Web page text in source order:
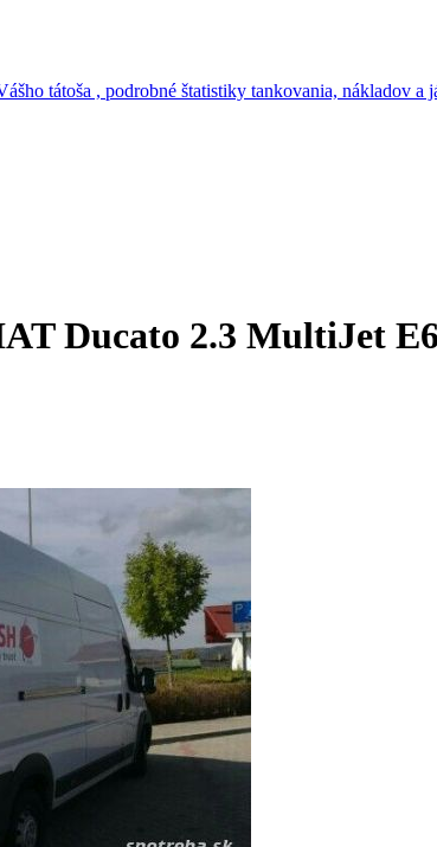
Ducato 2.3 MultiJet